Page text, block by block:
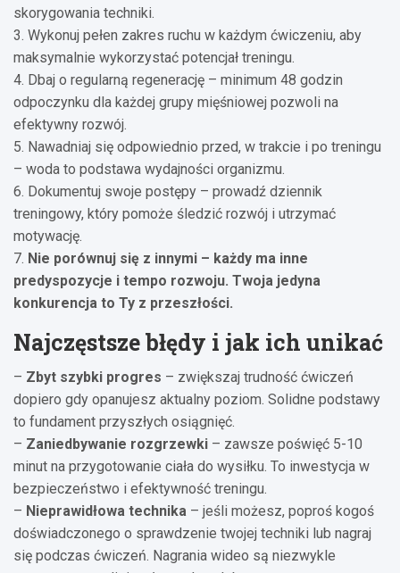
skorygowania techniki.
3. Wykonuj pełen zakres ruchu w każdym ćwiczeniu, aby
maksymalnie wykorzystać potencjał treningu.
4. Dbaj o regularną regenerację – minimum 48 godzin
odpoczynku dla każdej grupy mięśniowej pozwoli na
efektywny rozwój.
5. Nawadniaj się odpowiednio przed, w trakcie i po treningu
– woda to podstawa wydajności organizmu.
6. Dokumentuj swoje postępy – prowadź dziennik
treningowy, który pomoże śledzić rozwój i utrzymać
motywację.
7. Nie porównuj się z innymi – każdy ma inne
predyspozycje i tempo rozwoju. Twoja jedyna
konkurencja to Ty z przeszłości.
Najczęstsze błędy i jak ich unikać
– Zbyt szybki progres – zwiększaj trudność ćwiczeń
dopiero gdy opanujesz aktualny poziom. Solidne podstawy
to fundament przyszłych osiągnięć.
– Zaniedbywanie rozgrzewki – zawsze poświęć 5-10
minut na przygotowanie ciała do wysiłku. To inwestycja w
bezpieczeństwo i efektywność treningu.
– Nieprawidłowa technika – jeśli możesz, poproś kogoś
doświadczonego o sprawdzenie twojej techniki lub nagraj
się podczas ćwiczeń. Nagrania wideo są niezwykle